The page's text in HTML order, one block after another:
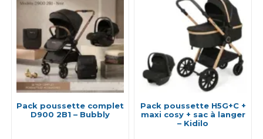
Pack poussette complet
D900 2B1 – Bubbly
Pack poussette H5G+C +
maxi cosy + sac à langer
– Kidilo